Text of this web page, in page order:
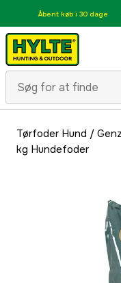
Åbent køb i 30 dage
Tørfoder Hund /
kg Hundefoder